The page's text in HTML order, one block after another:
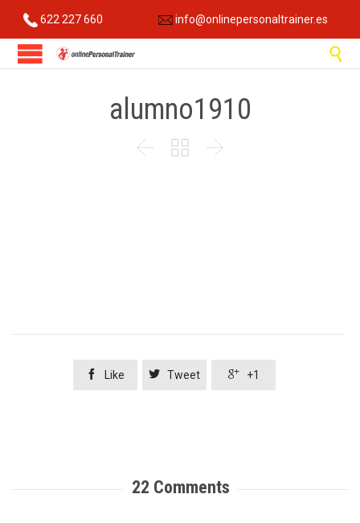
622 227 660 info@onlinepersonaltrainer.es

alumno1910
  
 Like  Tweet  +1
22 Comments